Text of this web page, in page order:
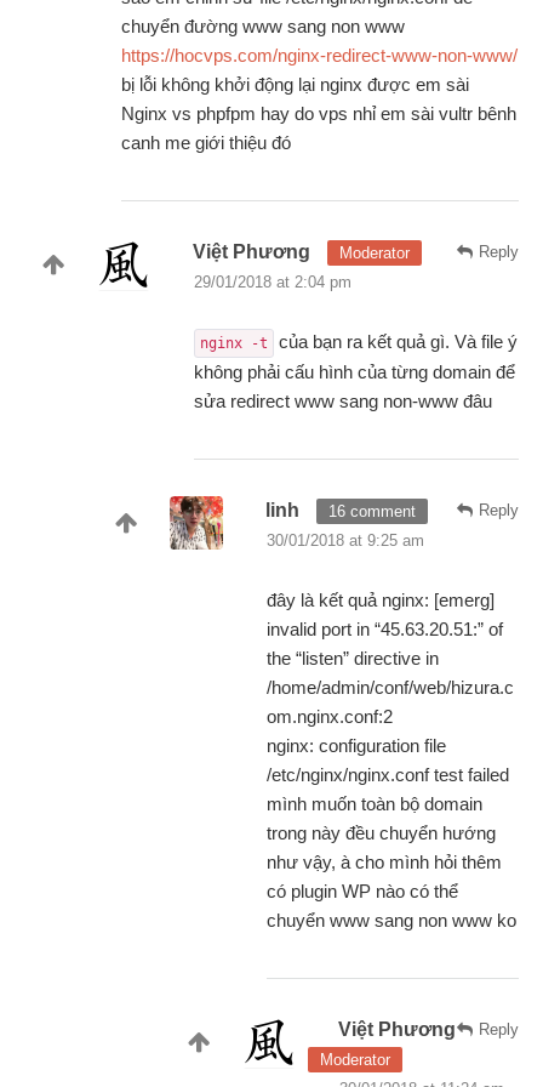
chuyển đường www sang non www
https://hocvps.com/nginx-redirect-www-non-www/
bị lỗi không khởi động lại nginx được em sài
Nginx vs phpfpm hay do vps nhỉ em sài vultr bênh
canh me giới thiệu đó
Reply
Việt Phương
Moderator
29/01/2018 at 2:04 pm
nginx -t
của bạn ra kết quả gì. Và file ý
không phải cấu hình của từng domain để
sửa redirect www sang non-www đâu
Reply
linh
16 comment
30/01/2018 at 9:25 am
đây là kết quả nginx: [emerg]
invalid port in “45.63.20.51:” of
the “listen” directive in
/home/admin/conf/web/hizura.c
om.nginx.conf:2
nginx: configuration file
/etc/nginx/nginx.conf test failed
mình muốn toàn bộ domain
trong này đều chuyển hướng
như vậy, à cho mình hỏi thêm
có plugin WP nào có thể
chuyển www sang non www ko
Reply
Việt Phương
Moderator